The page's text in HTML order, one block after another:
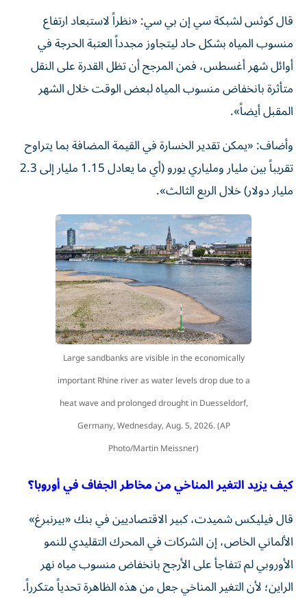
قال كوثس لشبكة سي إن بي سي: «نظراً لاستبعاد ارتفاع
منسوب المياه بشكل حاد ليتجاوز مجدداً العتبة الحرجة في
أوائل شهر أغسطس، فمن المرجح أن تظل القدرة على النقل
متأثرة بانخفاض منسوب المياه لبعض الوقت خلال الشهر
المقبل أيضاً».
وأضاف: «يمكن تقدير الخسارة في القيمة المضافة بما يتراوح
تقريباً بين مليار وملياري يورو (أي ما يعادل 1.15 مليار إلى 2.3
مليار دولار) خلال الربع الثالث».
Large sandbanks are visible in the economically
important Rhine river as water levels drop due to a
heat wave and prolonged drought in Duesseldorf,
Germany, Wednesday, Aug. 5, 2026. (AP
Photo/Martin Meissner)
كيف يزيد التغير المناخي من مخاطر الجفاف في أوروبا؟
قال فيليكس شميدت، كبير الاقتصاديين في بنك «بيرنبرغ»
الألماني الخاص، إن الشركات في المحرك التقليدي للنمو
الأوروبي لم تتفاجأ على الأرجح بانخفاض منسوب مياه نهر
الراين؛ لأن التغير المناخي جعل من هذه الظاهرة تحدياً متكرراً.